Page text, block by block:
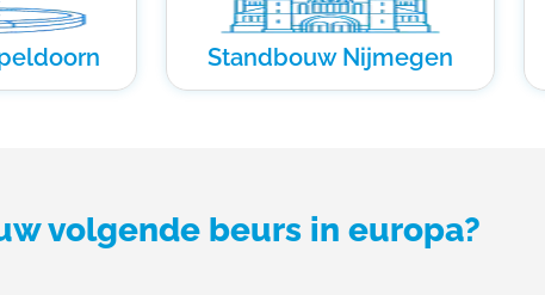
Standbouw Nijmegen
volgende beurs in europa?